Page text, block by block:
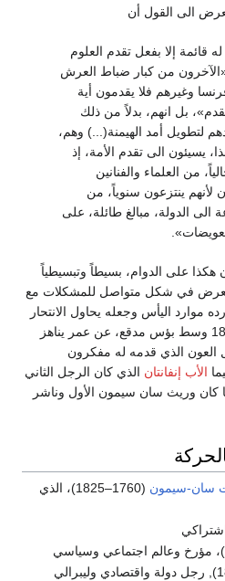
الى القول أن
قائمة إلا بفعل تقدم العلوم
من كبار ضباط العرش
وغيرهم فلا يقدمون أية
بل انهم، بدلاً من ذلك
لتطويل أمد الهيمنة(...) وهم،
يسيئون الى تقدم الأمة، إذ
من العلماء والفنانين
لأنهم ينتزعون سنوياً، من
الدولة، مبالغ طائلة، على
على الدوام، بسيطاً وتبسيطياً
في شكل متواصل للمشكلات مع
موارد اليأس وجعله يحاول الانتحار
غير مرة... ليموت أخيراً عام 1825 وسط بؤس مدقع، عن عمر يناهز
العون الذي قدمه له مفكرون
الأب إنفانتان الذي كان الرجل الثاني
كان وريث سان سيمون الأول وناشر
سان-سيمون
(1760–1825)، الذي
(1806–1878), رجل دولة واقتصادي وليبرالي